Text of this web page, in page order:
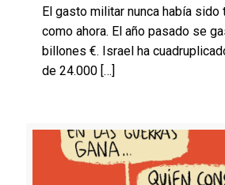
El gasto militar nunca había sido
como ahora. El año pasado se
billones €. Israel ha
de 24.000 […]